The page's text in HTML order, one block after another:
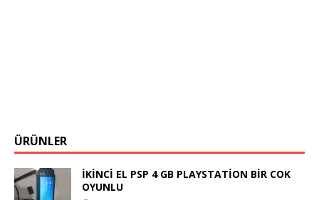
ÜRÜNLER
İKİNCİ EL PSP 4 GB PLAYSTATİON BİR COK
OYUNLU